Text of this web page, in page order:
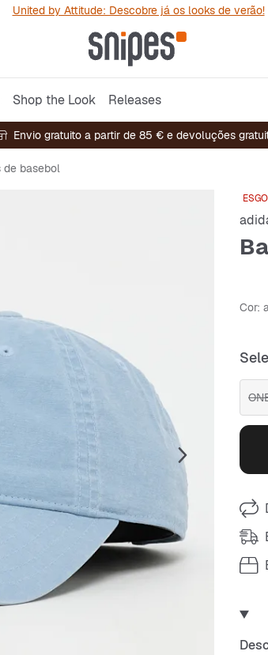
United by Attitude: Descobre já os looks de verão!
Shop the Look Releases
Envio gratuito a partir de 85 € e devoluções
de basebol
Cor: